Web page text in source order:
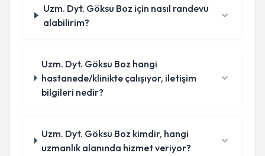
Uzm. Dyt. Göksu Boz için nasıl randevu
alabilirim?
Uzm. Dyt. Göksu Boz hangi
hastanede/klinikte çalışıyor, iletişim
bilgileri nedir?
Uzm. Dyt. Göksu Boz kimdir, hangi
uzmanlık alanında hizmet veriyor?